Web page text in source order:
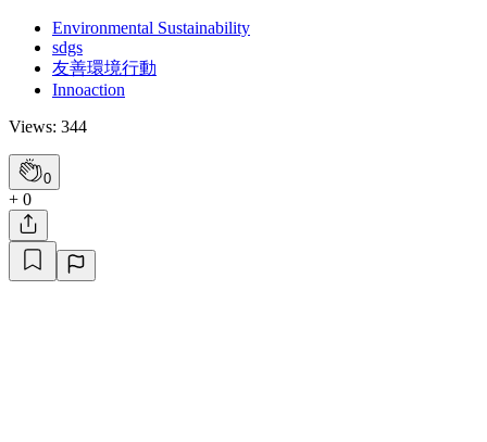
Environmental Sustainability
sdgs
友善環境行動
Innoaction
Views: 344
0
+ 0